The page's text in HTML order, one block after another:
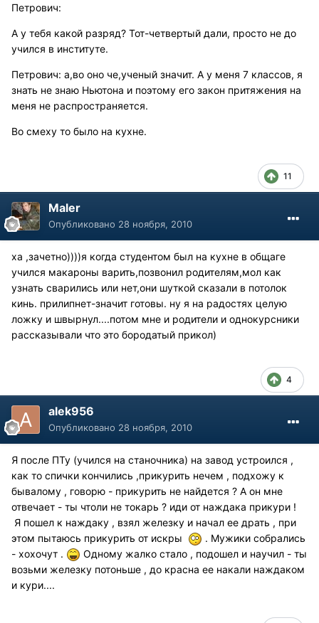
Петрович:
А у тебя какой разряд? Тот-четвертый дали, просто не до
учился в институте.
Петрович: а,во оно че,ученый значит. А у меня 7 классов, я
знать не знаю Ньютона и поэтому его закон притяжения на
меня не распространяется.
Во смеху то было на кухне.
11
Maler
Опубликовано 28 ноября, 2010
ха ,зачетно))))я когда студентом был на кухне в общаге
учился макароны варить,позвонил родителям,мол как
узнать сварились или нет,они шуткой сказали в потолок
кинь. прилипнет-значит готовы. ну я на радостях целую
ложку и швырнул....потом мне и родители и однокурсники
рассказывали что это бородатый прикол)
4
alek956
Опубликовано 28 ноября, 2010
Я после ПТу (учился на станочника) на завод устроился ,
как то спички кончились ,прикурить нечем , подхожу к
бывалому , говорю - прикурить не найдется ? А он мне
отвечает - ты чтоли не токарь ? иди от наждака прикури !
Я пошел к наждаку , взял железку и начал ее драть , при
этом пытаюсь прикурить от искры
. Мужики собрались
- хохочут .
Одному жалко стало , подошел и научил - ты
возьми железку потоньше , до красна ее накали наждаком
и кури....